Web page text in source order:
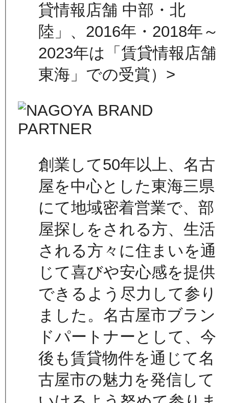
貸情報店舗 中部・北
陸」、2016年・2018年～
2023年は「賃貸情報店舗
東海」での受賞）>
創業して50年以上、名古
屋を中心とした東海三県
にて地域密着営業で、部
屋探しをされる方、生活
される方々に住まいを通
じて喜びや安心感を提供
できるよう尽力して参り
ました。名古屋市ブラン
ドパートナーとして、今
後も賃貸物件を通じて名
古屋市の魅力を発信して